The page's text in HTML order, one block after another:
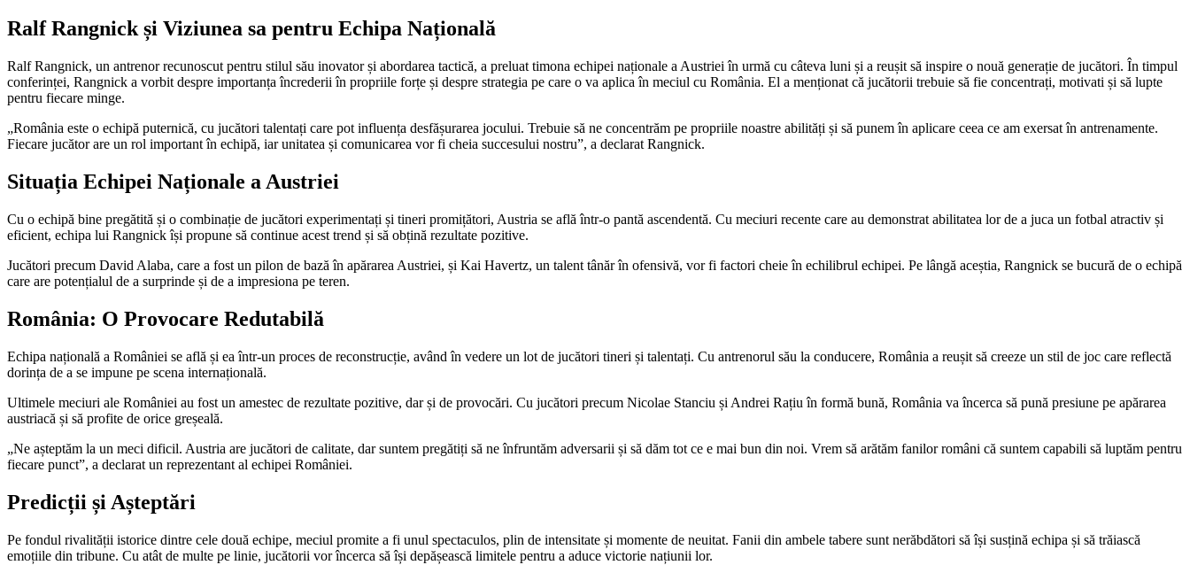
Ralf Rangnick și Viziunea sa pentru Echipa Națională
Ralf Rangnick, un antrenor recunoscut pentru stilul său inovator și abordarea tactică, a preluat timona echipei naționale a Austriei în urmă cu câteva luni și a reușit să inspire o nouă generație de jucători. În timpul
conferinței, Rangnick a vorbit despre importanța încrederii în propriile forțe și despre strategia pe care o va aplica în meciul cu România. El a menționat că jucătorii trebuie să fie concentrați, motivati și să lupte
pentru fiecare minge.
„România este o echipă puternică, cu jucători talentați care pot influența desfășurarea jocului. Trebuie să ne concentrăm pe propriile noastre abilități și să punem în aplicare ceea ce am exersat în antrenamente.
Fiecare jucător are un rol important în echipă, iar unitatea și comunicarea vor fi cheia succesului nostru”, a declarat Rangnick.
Situația Echipei Naționale a Austriei
Cu o echipă bine pregătită și o combinație de jucători experimentați și tineri promițători, Austria se află într-o pantă ascendentă. Cu meciuri recente care au demonstrat abilitatea lor de a juca un fotbal atractiv și
eficient, echipa lui Rangnick își propune să continue acest trend și să obțină rezultate pozitive.
Jucători precum David Alaba, care a fost un pilon de bază în apărarea Austriei, și Kai Havertz, un talent tânăr în ofensivă, vor fi factori cheie în echilibrul echipei. Pe lângă aceștia, Rangnick se bucură de o echipă
care are potențialul de a surprinde și de a impresiona pe teren.
România: O Provocare Redutabilă
Echipa națională a României se află și ea într-un proces de reconstrucție, având în vedere un lot de jucători tineri și talentați. Cu antrenorul său la conducere, România a reușit să creeze un stil de joc care reflectă
dorința de a se impune pe scena internațională.
Ultimele meciuri ale României au fost un amestec de rezultate pozitive, dar și de provocări. Cu jucători precum Nicolae Stanciu și Andrei Rațiu în formă bună, România va încerca să pună presiune pe apărarea
austriacă și să profite de orice greșeală.
„Ne așteptăm la un meci dificil. Austria are jucători de calitate, dar suntem pregătiți să ne înfruntăm adversarii și să dăm tot ce e mai bun din noi. Vrem să arătăm fanilor români că suntem capabili să luptăm pentru
fiecare punct”, a declarat un reprezentant al echipei României.
Predicții și Așteptări
Pe fondul rivalității istorice dintre cele două echipe, meciul promite a fi unul spectaculos, plin de intensitate și momente de neuitat. Fanii din ambele tabere sunt nerăbdători să își susțină echipa și să trăiască
emoțiile din tribune. Cu atât de multe pe linie, jucătorii vor încerca să își depășească limitele pentru a aduce victorie națiunii lor.